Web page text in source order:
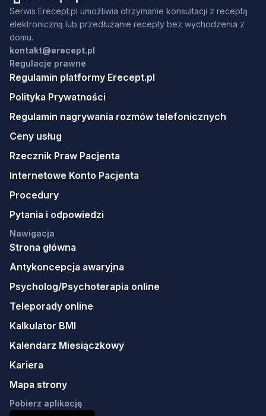
Serwis Erecept.pl umożliwia otrzymanie konsultacji z receptą
elektroniczną lub przedłużanie recepty bez wychodzenia z
domu.
kontakt@erecept.pl
Regulacje prawne
Regulamin platformy Erecept.pl
Polityka Prywatności
Regulamin nagrywania rozmów telefonicznych
Ceny usług
Rzecznik Praw Pacjenta
Internetowe Konto Pacjenta
Procedury
Pytania i odpowiedzi
Nawigacja
Strona główna
Antykoncepcja awaryjna
Psycholog/Psychoterapia online
Teleporady online
Kalkulator BMI
Kalendarz Miesiączkowy
Kariera
Mapa strony
Pobierz aplikację